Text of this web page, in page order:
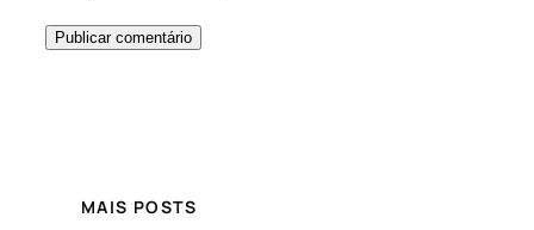
MAIS POSTS